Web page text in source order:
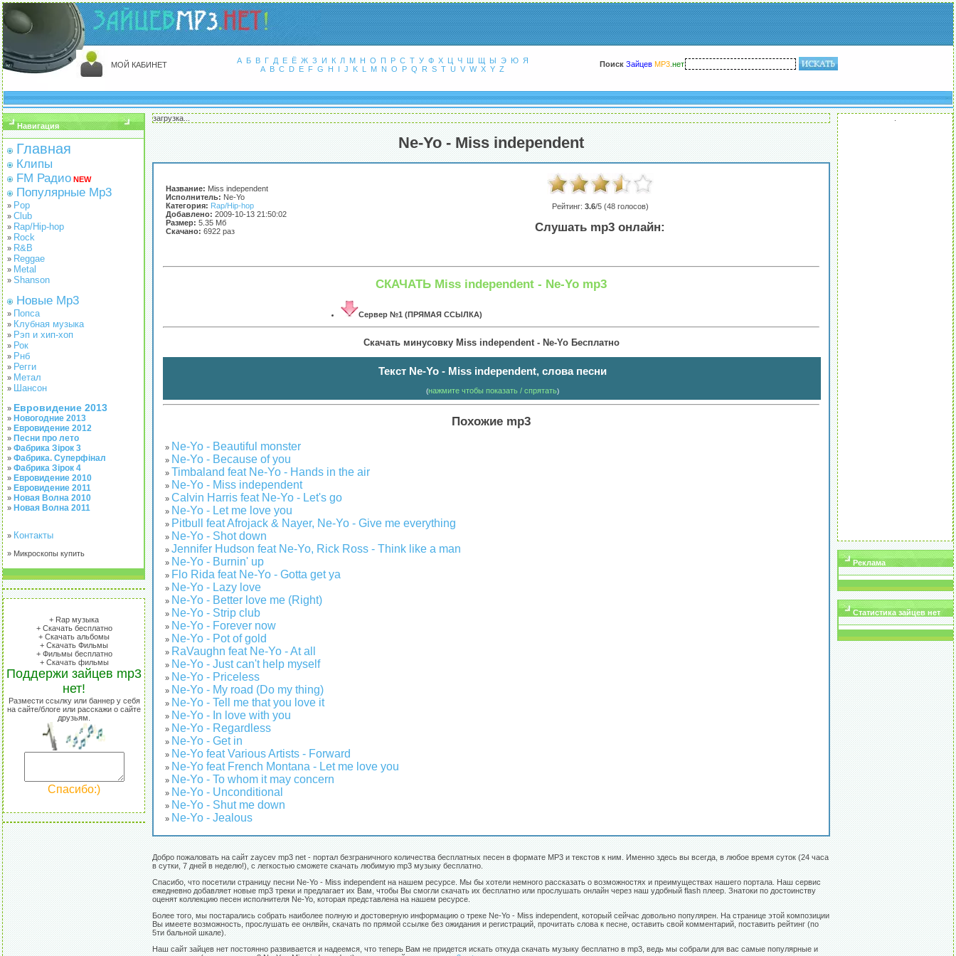
МОЙ КАБИНЕТ А Б В Г Д Е Ё Ж З И К Л М Н О П Р С Т У Ф Х Ц Ч Ш Щ Ы Э Ю
Я
A B C D E F G H I J K L M N O P Q R S T U V W X Y Z
Поиск Зайцев MP3 нет
Навигация
Главная
Клипы
FM Радио NEW
Популярные Mp3
» Pop
» Club
» Rap/Hip-hop
» Rock
» R&B
» Reggae
» Metal
» Shanson
Новые Mp3
» Попса
» Клубная музыка
» Рэп и хип-хоп
» Рок
» Рнб
» Регги
» Метал
» Шансон
» Евровидение 2013
» Новогодние 2013
» Евровидение 2012
» Песни про лето
» Фабрика Зірок 3
» Фабрика. Суперфінал
» Фабрика Зірок 4
» Евровидение 2010
» Евровидение 2011
» Новая Волна 2010
» Новая Волна 2011
» Контакты
» Микроскопы купить
+ Rap музыка
+ Скачать бесплатно
+ Скачать альбомы
+ Скачать Фильмы
+ Фильмы бесплатно
+ Скачать фильмы
Поддержи зайцев mp3
нет!
Размести ссылку или баннер у себя
на сайте/блоге или расскажи о сайте
друзьям.
Спасибо:)
загрузка...
Ne-Yo - Miss independent
Название: Miss independent
Исполнитель: Ne-Yo
Категория: Rap/Hip-hop
Добавлено: 2009-10-13 21:50:02
Размер: 5.35 Мб
Скачано: 6922 раз
Рейтинг: 3.6/5 (48голосов)
Слушать mp3 онлайн:
СКАЧАТЬ Miss independent - Ne-Yo mp3
Сервер №1 (ПРЯМАЯ ССЫЛКА)
Скачать минусовку Miss independent - Ne-Yo Бесплатно
Текст Ne-Yo - Miss independent, слова песни
(нажмите чтобы показать / спрятать)
Похожие mp3
» Ne-Yo - Beautiful monster
» Ne-Yo - Because of you
» Timbaland feat Ne-Yo - Hands in the air
» Ne-Yo - Miss independent
» Calvin Harris feat Ne-Yo - Let's go
» Ne-Yo - Let me love you
» Pitbull feat Afrojack & Nayer, Ne-Yo - Give me everything
» Ne-Yo - Shot down
» Jennifer Hudson feat Ne-Yo, Rick Ross - Think like a man
» Ne-Yo - Burnin' up
» Flo Rida feat Ne-Yo - Gotta get ya
» Ne-Yo - Lazy love
» Ne-Yo - Better love me (Right)
» Ne-Yo - Strip club
» Ne-Yo - Forever now
» Ne-Yo - Pot of gold
» RaVaughn feat Ne-Yo - At all
» Ne-Yo - Just can't help myself
» Ne-Yo - Priceless
» Ne-Yo - My road (Do my thing)
» Ne-Yo - Tell me that you love it
» Ne-Yo - In love with you
» Ne-Yo - Regardless
» Ne-Yo - Get in
» Ne-Yo feat Various Artists - Forward
» Ne-Yo feat French Montana - Let me love you
» Ne-Yo - To whom it may concern
» Ne-Yo - Unconditional
» Ne-Yo - Shut me down
» Ne-Yo - Jealous
Добро пожаловать на сайт zaycev mp3 net - портал безграничного количества бесплатных песен в формате MP3 и текстов к ним. Именно здесь вы всегда, в любое время суток (24 часа
в сутки, 7 дней в неделю!), с легкостью сможете скачать любимую mp3 музыку бесплатно.
Спасибо, что посетили страницу песни Ne-Yo - Miss independent на нашем ресурсе. Мы бы хотели немного рассказать о возможностях и преимуществах нашего портала. Наш сервис
ежедневно добавляет новые mp3 треки и предлагает их Вам, чтобы Вы смогли скачать их бесплатно или прослушать онлайн через наш удобный flash плеер. Знатоки по достоинству
оценят коллекцию песен исполнителя Ne-Yo, которая представлена на нашем ресурсе.
Более того, мы постарались собрать наиболее полную и достоверную информацию о треке Ne-Yo - Miss independent, который сейчас довольно популярен. На странице этой композиции
Вы имеете возможность, прослушать ее онлвйн, скачать по прямой ссылке без ожидания и регистраций, прочитать слова к песне, оставить свой комментарий, поставить рейтинг (по
5ти бальной шкале).
Наш сайт зайцев нет постоянно развивается и надеемся, что теперь Вам не придется искать откуда скачать музыку бесплатно в mp3, ведь мы собрали для вас самые популярные и
Реклама
Статистика зайцев нет